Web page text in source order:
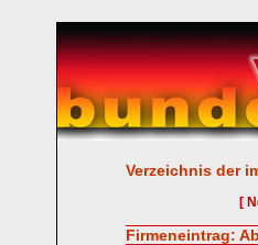
Verzeichnis der
[
Firmeneintrag: